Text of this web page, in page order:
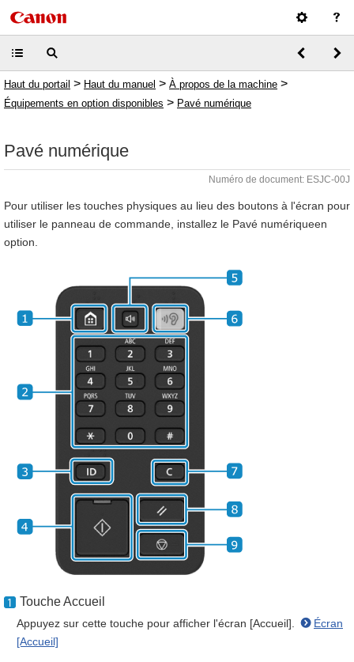
Haut du portail > Haut du manuel > À propos de la machine >
Équipements en option disponibles > Pavé numérique
Pavé numérique
Numéro de document: ESJC-00J
Pour utiliser les touches physiques au lieu des boutons à l'écran pour
utiliser le panneau de commande, installez le Pavé numériqueen
option.
Touche Accueil
Appuyez sur cette touche pour afficher l'écran [Accueil].
Écran
[Accueil]